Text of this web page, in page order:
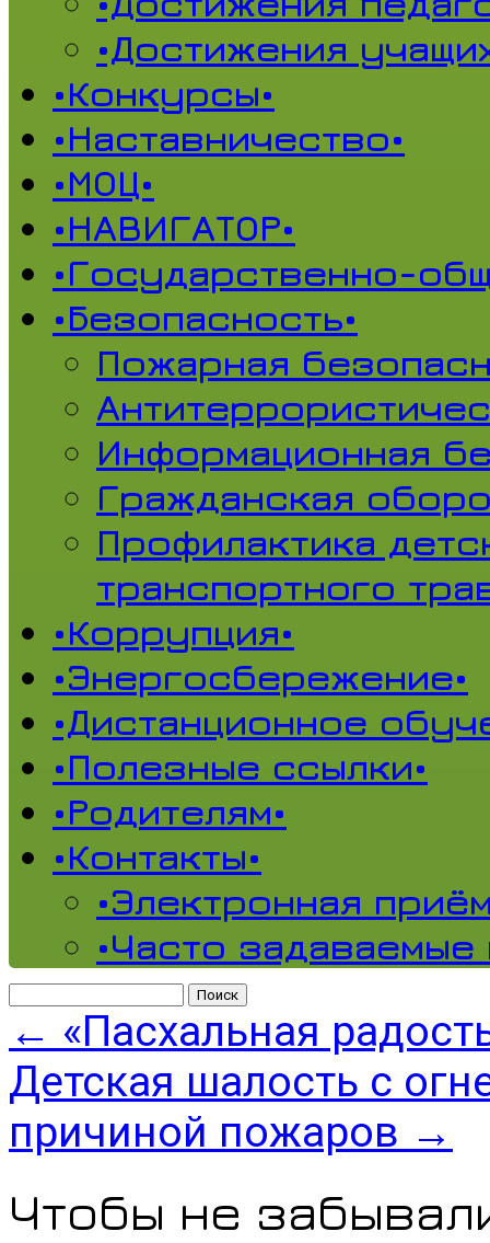
•Достижения
•Конкурсы•
•Наставничество•
•МОЦ•
•НАВИГАТОР•
•Государственно-
•Безопасность•
Пожарная
Информационная
Гражданская
Профилактика
транспортного
•Коррупция•
•Энергосбережение•
•Дистанционное
•Полезные ссылки•
•Родителям•
•Контакты•
•Электронная
•Часто
← «Пасхальная
Детская шалость с
причиной пожаров →
Чтобы не